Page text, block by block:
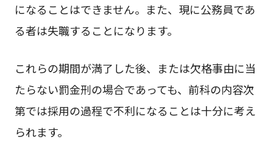
になることはできません。また、現に公務員であ
る者は失職することになります。
これらの期間が満了した後、または欠格事由に当
たらない罰金刑の場合であっても、前科の内容次
第では採用の過程で不利になることは十分に考え
られます。